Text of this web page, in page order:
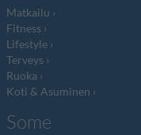
Matkailu
Fitness
Lifestyle
Terveys
Ruoka
Koti & Asuminen
Some